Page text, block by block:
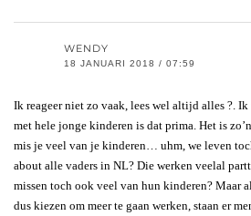
WENDY
18 JANUARI 2018 / 07:59
Ik reageer niet zo vaak, lees wel altijd alles ?.
met hele jonge kinderen is dat prima. Het is
mis je veel van je kinderen… uhm, we leven
about alle vaders in NL? Die werken veelal
missen toch ook veel van hun kinderen? Maar
dus kiezen om meer te gaan werken, staan er